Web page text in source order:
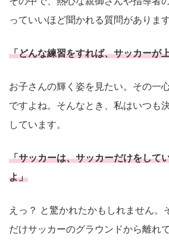
っていいほど聞かれる質問があります
「どんな練習をすれば、サッカーが
お子さんの輝く姿を見たい。その一
ですよね。そんなとき、私はいつも
しています。
「サッカーは、サッカーだけをして
よ」
えっ？ と驚かれたかもしれません。
だけサッカーのグラウンドから離れ